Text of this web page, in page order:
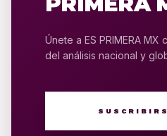
Únete a ES PRIMERA
del análisis nacional y